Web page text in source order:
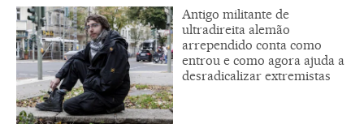
Antigo militante de
ultradireita alemão
arrependido conta como
entrou e como agora ajuda a
desradicalizar extremistas